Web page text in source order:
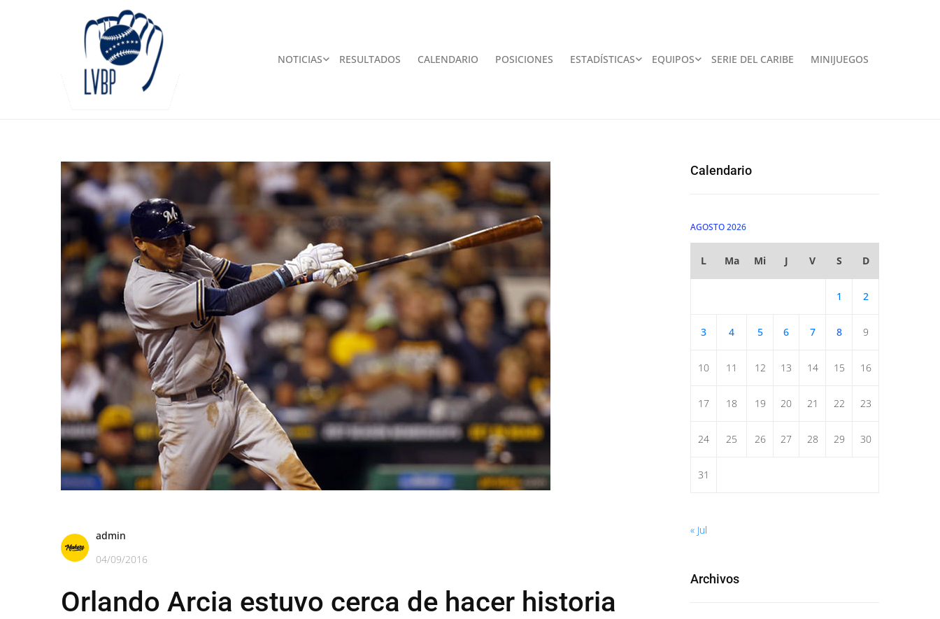
NOTICIAS RESULTADOS CALENDARIO POSICIONES ESTADÍSTICAS EQUIPOS SERIE DEL CARIBE MINIJUEGOS
admin
04/09/2016
Orlando Arcia estuvo cerca de hacer historia
Calendario
AGOSTO 2026
L Ma Mi J V S D
1 2
3 4 5 6 7 8 9
10 11 12 13 14 15 16
17 18 19 20 21 22 23
24 25 26 27 28 29 30
31
« Jul
Archivos